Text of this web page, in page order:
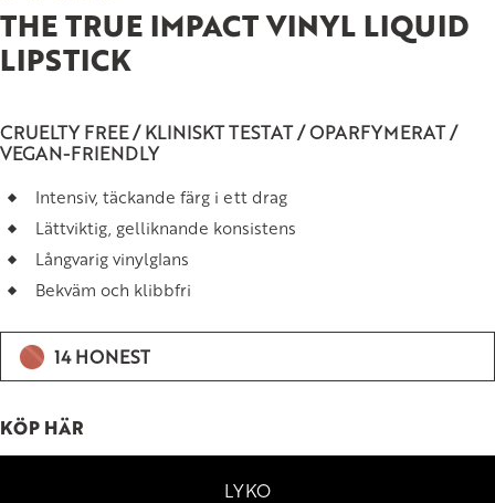
THE TRUE IMPACT VINYL LIQUID
LIPSTICK
CRUELTY FREE / KLINISKT TESTAT / OPARFYMERAT /
VEGAN-FRIENDLY
Intensiv, täckande färg i ett drag
Lättviktig, gelliknande konsistens
Långvarig vinylglans
Bekväm och klibbfri
14 HONEST
KÖP HÄR
LYKO